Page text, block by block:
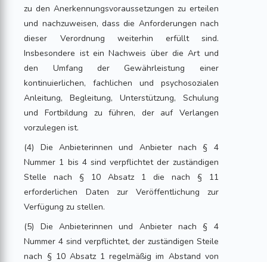
zu den Anerkennungsvoraussetzungen zu erteilen
und nachzuweisen, dass die Anforderungen nach
dieser Verordnung weiterhin erfüllt sind.
Insbesondere ist ein Nachweis über die Art und
den Umfang der Gewährleistung einer
kontinuierlichen, fachlichen und psychosozialen
Anleitung, Begleitung, Unterstützung, Schulung
und Fortbildung zu führen, der auf Verlangen
vorzulegen ist.
(4) Die Anbieterinnen und Anbieter nach § 4
Nummer 1 bis 4 sind verpflichtet der zuständigen
Stelle nach § 10 Absatz 1 die nach § 11
erforderlichen Daten zur Veröffentlichung zur
Verfügung zu stellen.
(5) Die Anbieterinnen und Anbieter nach § 4
Nummer 4 sind verpflichtet, der zuständigen Steile
nach § 10 Absatz 1 regelmäßig im Abstand von